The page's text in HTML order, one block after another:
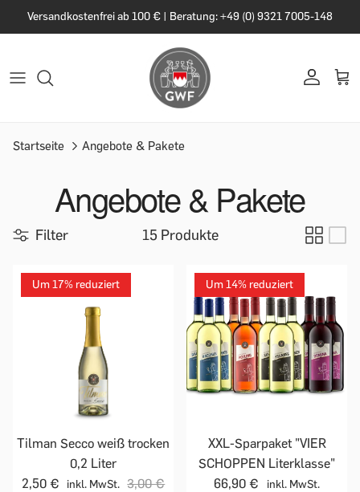
Versandkostenfrei ab 100 € | Beratung: +49 (0) 9321 7005-148
Startseite Angebote & Pakete
Angebote & Pakete
Filter 15 Produkte
Um 17% reduziert
Tilman Secco weiß trocken
0,2 Liter
2,50 €
inkl. MwSt. 3,00 €
Um 14% reduziert
XXL-Sparpaket "VIER
SCHOPPEN Literklasse"
66,90 €
inkl. MwSt.